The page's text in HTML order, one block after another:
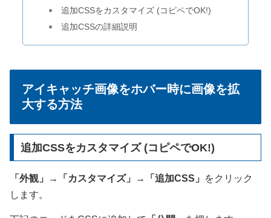
追加CSSをカスタマイズ (コピペでOK!)
追加CSSの詳細説明
アイキャッチ画像をホバー時に画像を拡
大する方法
追加CSSをカスタマイズ (コピペでOK!)
「外観」 → 「カスタマイズ」 → 「追加CSS」
をクリック
します。